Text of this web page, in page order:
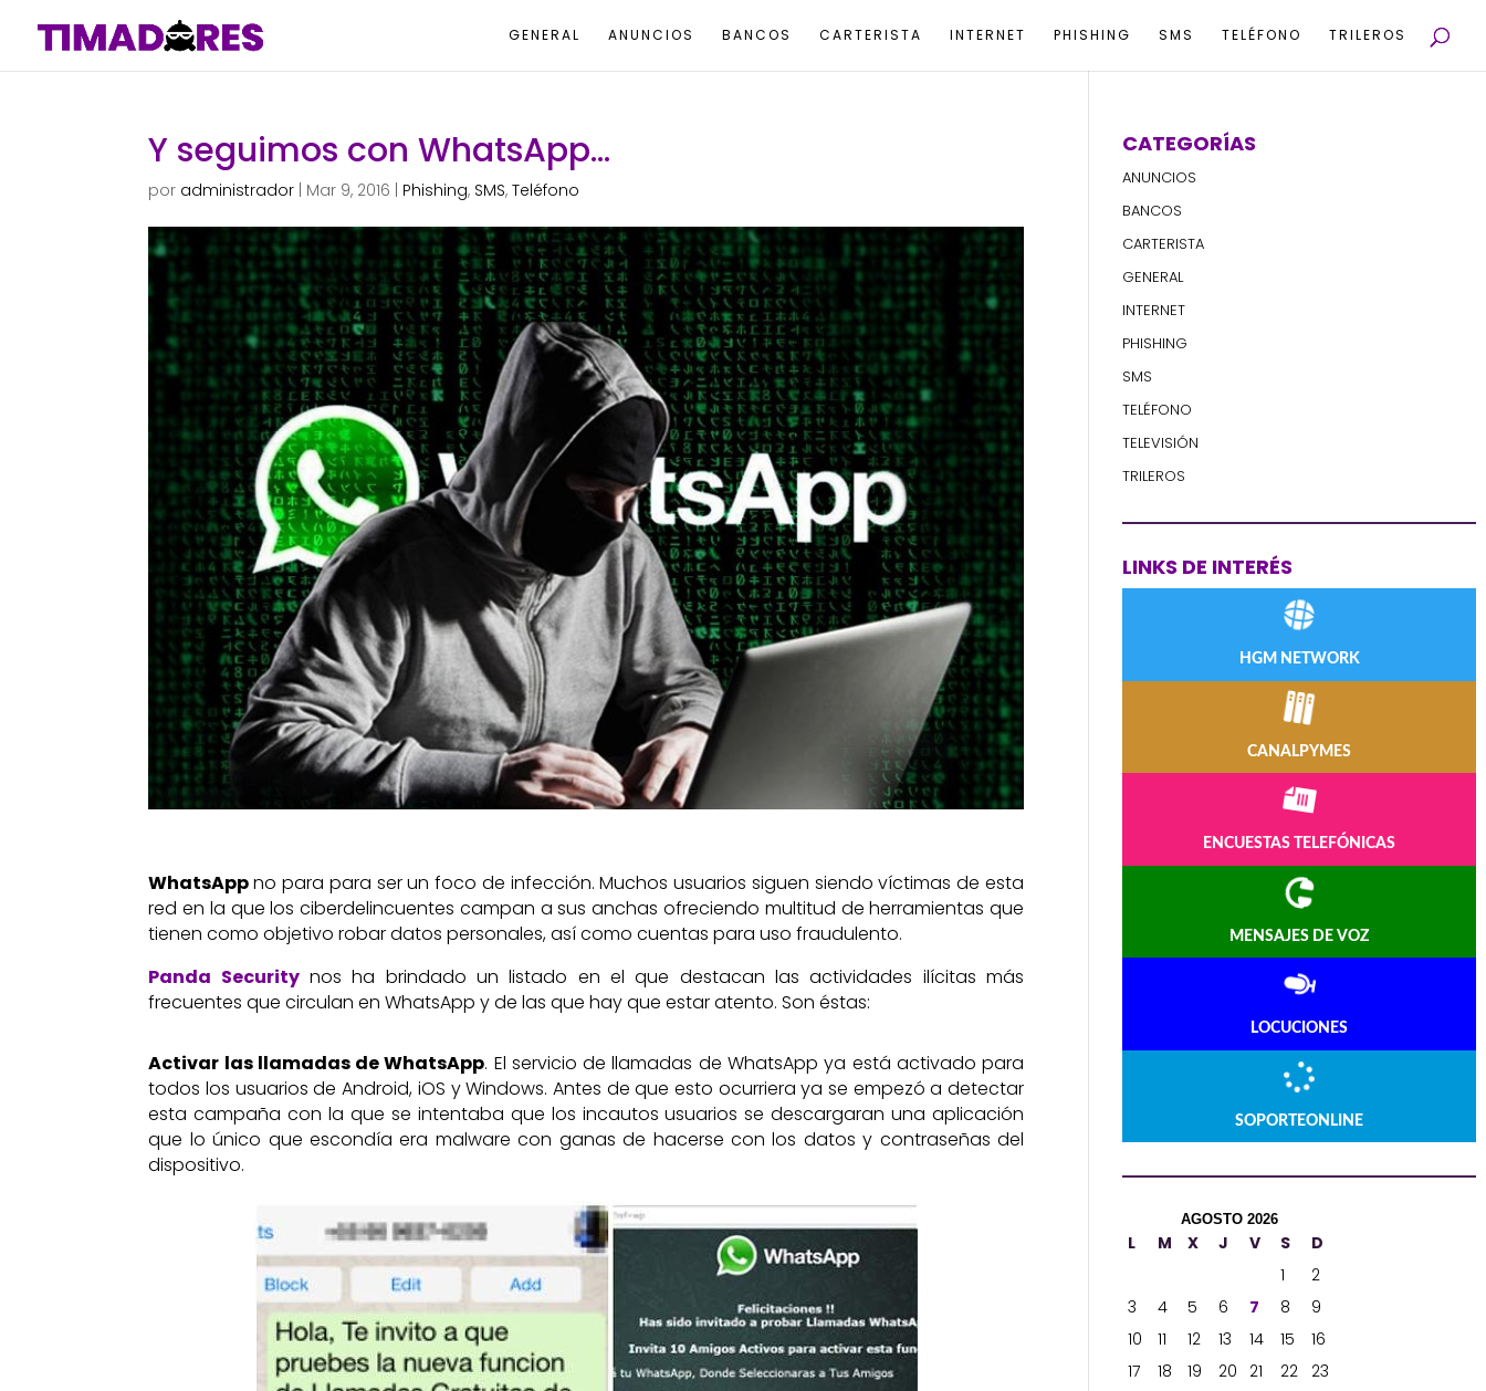
GENERAL ANUNCIOS BANCOS CARTERISTA INTERNET PHISHING SMS TELÉFONO TRILEROS
Y seguimos con WhatsApp…
por administrador Mar 9, 2016 Phishing, SMS,Teléfono
WhatsAppno para para ser un foco de infección. Muchos usuarios siguen siendo víctimas de esta
red en la que los ciberdelincuentes campan a sus anchas ofreciendo multitud de herramientas que
tienen como objetivo robar datos personales, así como cuentas para uso fraudulento.
Panda Securitynos ha brindado un listado en el que destacan las actividades ilícitas más
frecuentes que circulan en WhatsApp y de las que hay que estar atento. Son éstas:
Activar las llamadas de WhatsApp. El servicio de llamadas de WhatsApp ya está activado para
todos los usuarios de Android, iOS y Windows. Antes de que esto ocurriera ya se empezó a detectar
esta campaña con la que se intentaba que los incautos usuarios se descargaran una aplicación
que lo único que escondía era malware con ganas de hacerse con los datos y contraseñas del
dispositivo.
CATEGORÍAS
ANUNCIOS
BANCOS
CARTERISTA
GENERAL
INTERNET
PHISHING
SMS
TELÉFONO
TELEVISIÓN
TRILEROS
LINKS DE INTERÉS
HGM NETWORK
CANALPYMES
ENCUESTAS TELEFÓNICAS
MENSAJES DE VOZ
LOCUCIONES
SOPORTEONLINE
AGOSTO 2026
L M X J V S
D
1
2
3
4 5 6 7 8
9
10
11 12 13 14 15
16
17
18 19 20 21 22
23